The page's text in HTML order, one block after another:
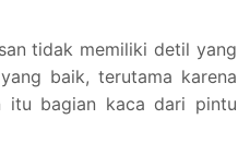
tidak memiliki detil yang
baik, terutama karena
itu bagian kaca dari pintu